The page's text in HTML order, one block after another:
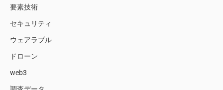
要素技術
セキュリティ
ウェアラブル
ドローン
web3